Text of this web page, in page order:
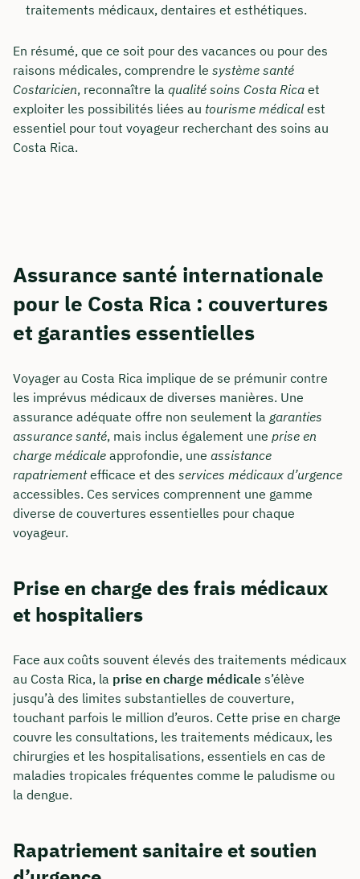
traitements médicaux, dentaires et esthétiques.
En résumé, que ce soit pour des vacances ou pour des
raisons médicales, comprendre le système santé
Costaricien, reconnaître la qualité soins Costa Rica et
exploiter les possibilités liées au tourisme médical est
essentiel pour tout voyageur recherchant des soins au
Costa Rica.
Assurance santé internationale
pour le Costa Rica : couvertures
et garanties essentielles
Voyager au Costa Rica implique de se prémunir contre
les imprévus médicaux de diverses manières. Une
assurance adéquate offre non seulement la garanties
assurance santé, mais inclus également une prise en
charge médicale approfondie, une assistance
rapatriementefficace et des services médicaux d’urgence
accessibles. Ces services comprennent une gamme
diverse de couvertures essentielles pour chaque
voyageur.
Prise en charge des frais médicaux
et hospitaliers
Face aux coûts souvent élevés des traitements médicaux
au Costa Rica, la prise en charge médicale s’élève
jusqu’à des limites substantielles de couverture,
touchant parfois le million d’euros. Cette prise en charge
couvre les consultations, les traitements médicaux, les
chirurgies et les hospitalisations, essentiels en cas de
maladies tropicales fréquentes comme le paludisme ou
la dengue.
Rapatriement sanitaire et soutien
Comment nous joindre
Nous vous conseillons du lundi au vendredi de
8h à 18h
+49 30 235 962 875
Visitez notre profil LinkedIn